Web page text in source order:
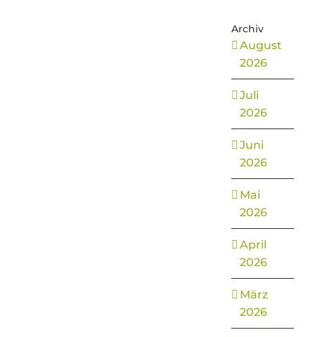
Archiv
August
2026
Juli
2026
Juni
2026
Mai
2026
April
2026
März
2026